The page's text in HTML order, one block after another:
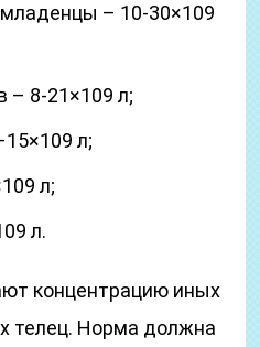
– 10-30×109
– 8-21×109 л;
л;
л;
л.
концентрацию иных
телец. Норма должна